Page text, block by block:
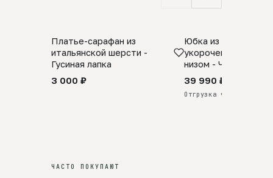
SALE
Платье-сарафан из
итальянской шерсти -
Гусиная лапка
3 000 ₽
ПРЕДЗАКАЗ
Юбка из
укороченная с
низом - Черный
39 990 ₽
Отгрузка через 25 дней
ЧАСТО ПОКУПАЮТ